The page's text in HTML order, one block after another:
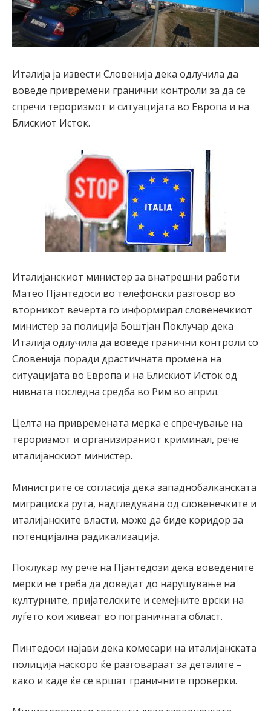
Италија ја извести Словенија дека одлучила да
воведе привремени гранични контроли за да се
спречи тероризмот и ситуацијата во Европа и на
Блискиот Исток.
Италијанскиот министер за внатрешни работи
Матео Пјантедоси во телефонски разговор во
вторникот вечерта го информирал словенечкиот
министер за полиција Боштјан Поклучар дека
Италија одлучила да воведе гранични контроли со
Словенија поради драстичната промена на
ситуацијата во Европа и на Блискиот Исток од
нивната последна средба во Рим во април.
Целта на привремената мерка е спречување на
тероризмот и организираниот криминал, рече
италијанскиот министер.
Министрите се согласија дека западнобалканската
миграциска рута, надгледувана од словенечките и
италијанските власти, може да биде коридор за
потенцијална радикализација.
Поклукар му рече на Пјантедози дека воведените
мерки не треба да доведат до нарушување на
културните, пријателските и семејните врски на
луѓето кои живеат во пограничната област.
Пинтедоси најави дека комесари на италијанската
полиција наскоро ќе разговараат за деталите –
како и каде ќе се вршат граничните проверки.